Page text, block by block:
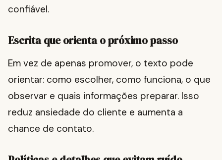
confiável.
Escrita que orienta o próximo passo
Em vez de apenas promover, o texto pode
orientar: como escolher, como funciona, o que
observar e quais informações preparar. Isso
reduz ansiedade do cliente e aumenta a
chance de contato.